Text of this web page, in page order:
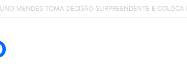
e Benfica na luta pela contratação do ‘novo Pedri’